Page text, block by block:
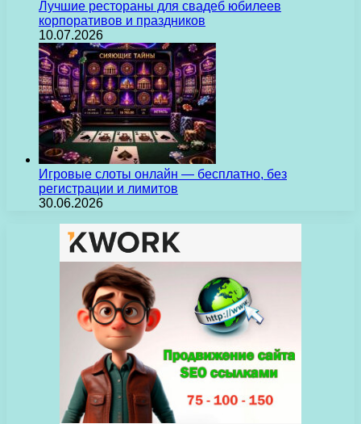
Лучшие рестораны для свадеб юбилеев
корпоративов и праздников
10.07.2026
Игровые слоты онлайн — бесплатно, без
регистрации и лимитов
30.06.2026